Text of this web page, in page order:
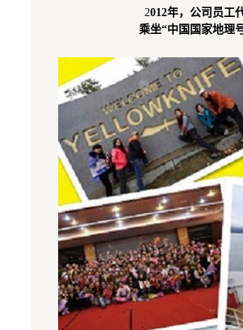
2012年，公司员工
乘坐“中国国家地理号”首